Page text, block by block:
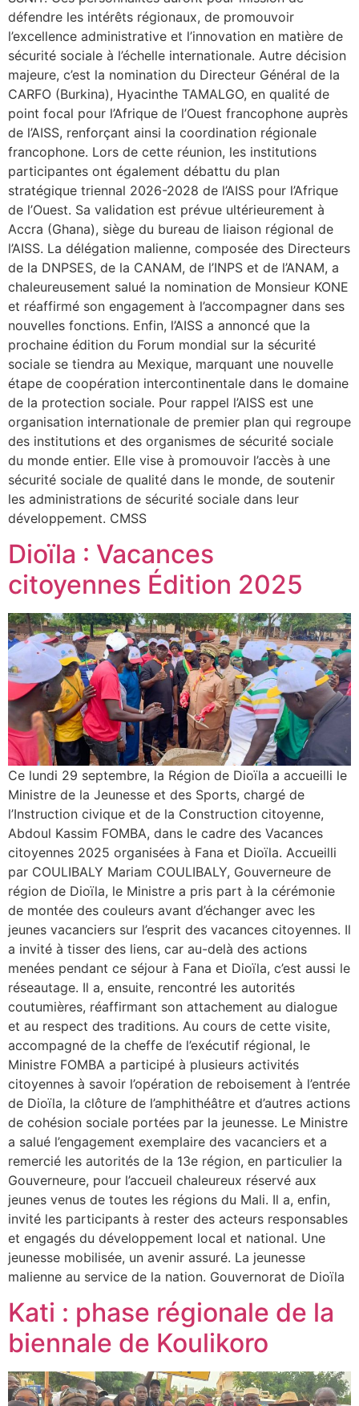
défendre les intérêts régionaux, de promouvoir
l’excellence administrative et l’innovation en matière de
sécurité sociale à l’échelle internationale. Autre décision
majeure, c’est la nomination du Directeur Général de la
CARFO (Burkina), Hyacinthe TAMALGO, en qualité de
point focal pour l’Afrique de l’Ouest francophone auprès
de l’AISS, renforçant ainsi la coordination régionale
francophone. Lors de cette réunion, les institutions
participantes ont également débattu du plan
stratégique triennal 2026-2028 de l’AISS pour l’Afrique
de l’Ouest. Sa validation est prévue ultérieurement à
Accra (Ghana), siège du bureau de liaison régional de
l’AISS. La délégation malienne, composée des Directeurs
de la DNPSES, de la CANAM, de l’INPS et de l’ANAM, a
chaleureusement salué la nomination de Monsieur KONE
et réaffirmé son engagement à l’accompagner dans ses
nouvelles fonctions. Enfin, l’AISS a annoncé que la
prochaine édition du Forum mondial sur la sécurité
sociale se tiendra au Mexique, marquant une nouvelle
étape de coopération intercontinentale dans le domaine
de la protection sociale. Pour rappel l’AISS est une
organisation internationale de premier plan qui regroupe
des institutions et des organismes de sécurité sociale
du monde entier. Elle vise à promouvoir l’accès à une
sécurité sociale de qualité dans le monde, de soutenir
les administrations de sécurité sociale dans leur
développement. CMSS
Dioïla : Vacances
citoyennes Édition 2025
Ce lundi 29 septembre, la Région de Dioïla a accueilli le
Ministre de la Jeunesse et des Sports, chargé de
l’Instruction civique et de la Construction citoyenne,
Abdoul Kassim FOMBA, dans le cadre des Vacances
citoyennes 2025 organisées à Fana et Dioïla. Accueilli
par COULIBALY Mariam COULIBALY, Gouverneure de
région de Dioïla, le Ministre a pris part à la cérémonie
de montée des couleurs avant d’échanger avec les
jeunes vacanciers sur l’esprit des vacances citoyennes. Il
a invité à tisser des liens, car au-delà des actions
menées pendant ce séjour à Fana et Dioïla, c’est aussi le
réseautage. Il a, ensuite, rencontré les autorités
coutumières, réaffirmant son attachement au dialogue
et au respect des traditions. Au cours de cette visite,
accompagné de la cheffe de l’exécutif régional, le
Ministre FOMBA a participé à plusieurs activités
citoyennes à savoir l’opération de reboisement à l’entrée
de Dioïla, la clôture de l’amphithéâtre et d’autres actions
de cohésion sociale portées par la jeunesse. Le Ministre
a salué l’engagement exemplaire des vacanciers et a
remercié les autorités de la 13e région, en particulier la
Gouverneure, pour l’accueil chaleureux réservé aux
jeunes venus de toutes les régions du Mali. Il a, enfin,
invité les participants à rester des acteurs responsables
et engagés du développement local et national. Une
jeunesse mobilisée, un avenir assuré. La jeunesse
malienne au service de la nation. Gouvernorat de Dioïla
Kati : phase régionale de la
biennale de Koulikoro